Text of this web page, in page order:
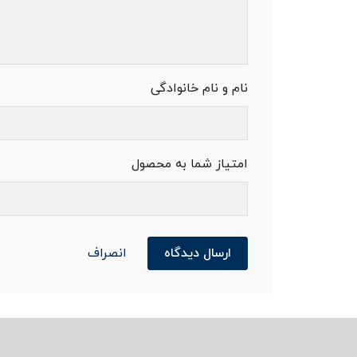
نام و نام خانوادگی
امتیاز شما به محصول
ارسال دیدگاه انصراف